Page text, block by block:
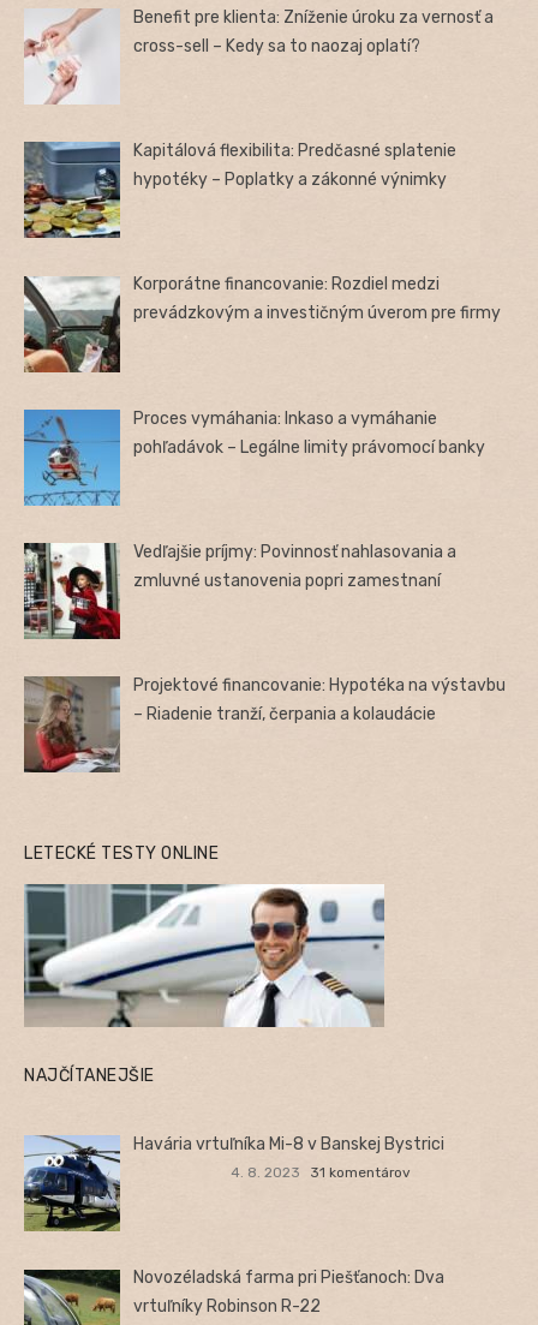
Benefit pre klienta: Zníženie úroku za vernosť a
cross-sell – Kedy sa to naozaj oplatí?
Kapitálová flexibilita: Predčasné splatenie
hypotéky – Poplatky a zákonné výnimky
Korporátne financovanie: Rozdiel medzi
prevádzkovým a investičným úverom pre firmy
Proces vymáhania: Inkaso a vymáhanie
pohľadávok – Legálne limity právomocí banky
Vedľajšie príjmy: Povinnosť nahlasovania a
zmluvné ustanovenia popri zamestnaní
Projektové financovanie: Hypotéka na výstavbu
– Riadenie tranží, čerpania a kolaudácie
LETECKÉ TESTY ONLINE
NAJČÍTANEJŠIE
Havária vrtuľníka Mi-8 v Banskej Bystrici
4. 8. 2023 31 komentárov
Novozéladská farma pri Piešťanoch: Dva
vrtuľníky Robinson R-22